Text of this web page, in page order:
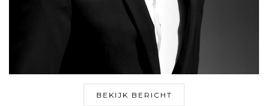
BEKIJK BERICHT